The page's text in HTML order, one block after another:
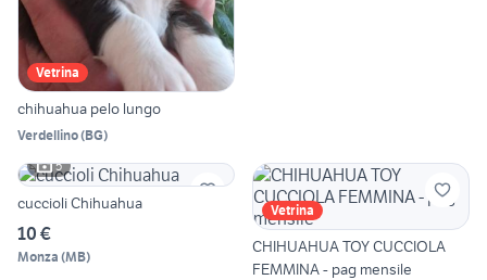
Vetrina
chihuahua pelo lungo
Verdellino(BG)
5
cuccioli Chihuahua
10 €
Monza (MB)
Vetrina
CHIHUAHUA TOY CUCCIOLA
FEMMINA - pag mensile